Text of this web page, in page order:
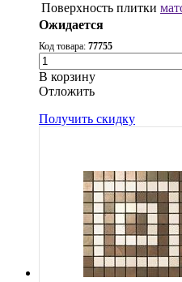
Поверхность плитки
Ожидается
Код товара: 77755
В корзину
Oтложить
Получить скидку